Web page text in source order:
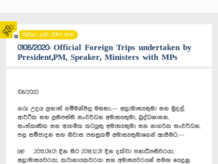
02 පිළිතුර ලබා දීමට ඇත
0106/2020: Official Foreign Trips undertaken by
President,PM, Speaker, Ministers with MPs
106/2020
ගරු උදය ප්‍රභාත් ගම්මන්පිල මහතා,— අග්‍රාමාත්‍යතුමා සහ මුදල්,
ආර්ථික සහ ප්‍රතිපත්ති සංවර්ධන අමාත්‍යතුමා, බුද්ධශාසන,
සංස්කෘතික සහ ආගමික කටයුතු අමාත්‍යතුමා සහ නාගරික සංවර්ධන,
ජල සම්පාදන සහ නිවාස පහසුකම් අමාත්‍යතුමාගෙන් ඇසීමට,—
(අ) 2015.09.01 දින සිට 2018.12.31 දින දක්වා ජනාධිපතිවරයා,
අග්‍රාමාත්‍යවරයා, කථානායකවරයා සහ අමාත්‍යවරයන් සමඟ යෙදුනු